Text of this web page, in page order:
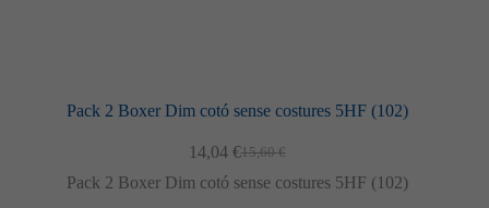
Pack 2 Boxer Dim cotó sense costures 5HF (102)
15,60€
El
preu
14,04 €El
preu
Pack 2 Boxer Dim cotó sense costures 5HF (102)